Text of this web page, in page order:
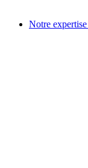
Notre expertise